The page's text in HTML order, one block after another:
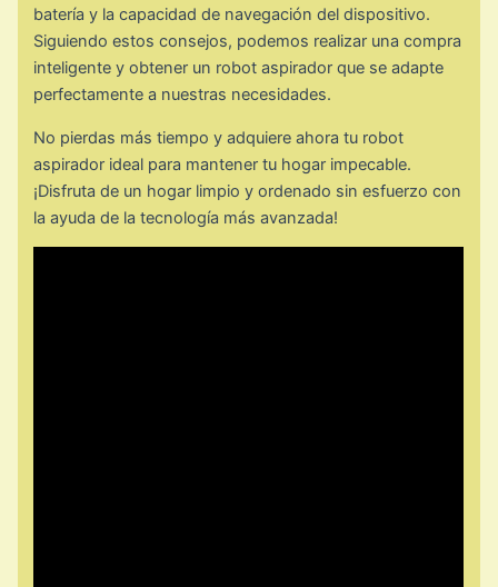
batería y la capacidad de navegación del dispositivo.
Siguiendo estos consejos, podemos realizar una compra
inteligente y obtener un robot aspirador que se adapte
perfectamente a nuestras necesidades.
No pierdas más tiempo y adquiere ahora tu robot
aspirador ideal para mantener tu hogar impecable.
¡Disfruta de un hogar limpio y ordenado sin esfuerzo con
la ayuda de la tecnología más avanzada!